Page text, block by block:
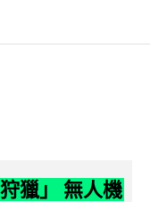
獵」 無人機